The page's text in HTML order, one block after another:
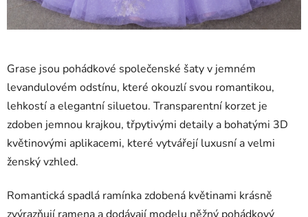
Grase jsou pohádkové společenské šaty v jemném
levandulovém odstínu, které okouzlí svou romantikou,
lehkostí a elegantní siluetou. Transparentní korzet je
zdoben jemnou krajkou, třpytivými detaily a bohatými 3D
květinovými aplikacemi, které vytvářejí luxusní a velmi
ženský vzhled.
Romantická spadlá ramínka zdobená květinami krásně